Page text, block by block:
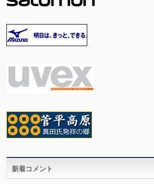
新着コメント